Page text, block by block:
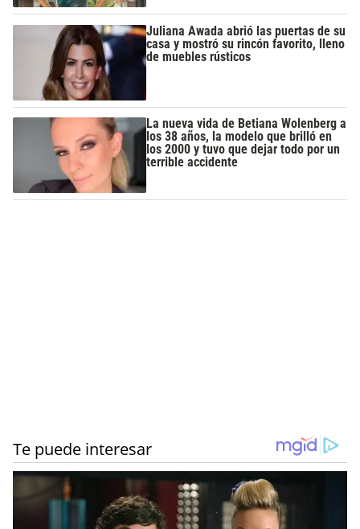
Juliana Awada abrió las puertas de su
casa y mostró su rincón favorito, lleno
de muebles rústicos
La nueva vida de Betiana Wolenberg a
los 38 años, la modelo que brilló en
los 2000 y tuvo que dejar todo por un
terrible accidente